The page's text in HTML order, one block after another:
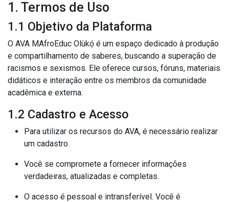
1. Termos de Uso
1.1 Objetivo da Plataforma
O AVA MAfroEduc Olùkọ́ é um espaço dedicado à produção
e compartilhamento de saberes, buscando a superação de
racismos e sexismos. Ele oferece cursos, fóruns, materiais
didáticos e interação entre os membros da comunidade
acadêmica e externa.
1.2 Cadastro e Acesso
Para utilizar os recursos do AVA, é necessário realizar
um cadastro.
Você se compromete a fornecer informações
verdadeiras, atualizadas e completas.
O acesso é pessoal e intransferível. Você é